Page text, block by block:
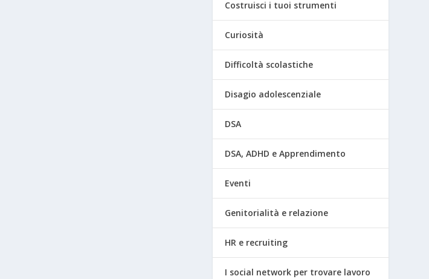
Costruisci i tuoi strumenti
Curiosità
Difficoltà scolastiche
Disagio adolescenziale
DSA
DSA, ADHD e Apprendimento
Eventi
Genitorialità e relazione
HR e recruiting
I social network per trovare lavoro